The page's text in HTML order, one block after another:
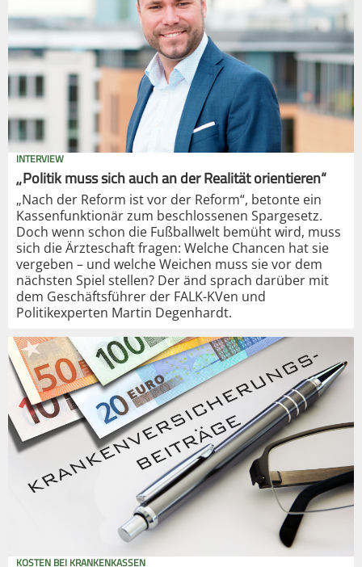
INTERVIEW
„Politik muss sich auch an der Realität orientieren“
„Nach der Reform ist vor der Reform“, betonte ein
Kassenfunktionär zum beschlossenen Spargesetz.
Doch wenn schon die Fußballwelt bemüht wird, muss
sich die Ärzteschaft fragen: Welche Chancen hat sie
vergeben – und welche Weichen muss sie vor dem
nächsten Spiel stellen? Der änd sprach darüber mit
dem Geschäftsführer der FALK-KVen und
Politikexperten Martin Degenhardt.
KOSTEN BEI KRANKENKASSEN